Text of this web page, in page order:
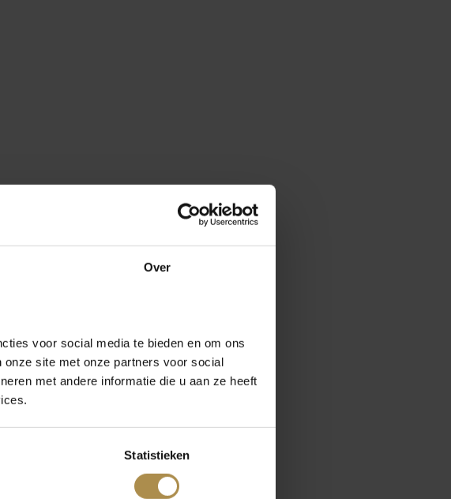
Over
voor social media te bieden en om ons
site met onze partners voor social
met andere informatie die u aan ze heeft
Statistieken